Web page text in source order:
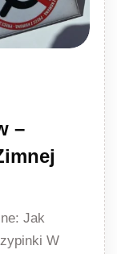
–
Jak
W